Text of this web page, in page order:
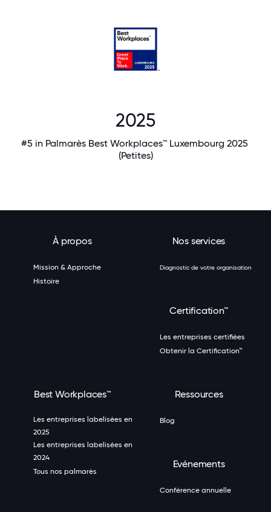
2025
#5 in Palmarès Best Workplaces™ Luxembourg 2025
(Petites)
À propos
Mission & Approche
Histoire
Nos services
Diagnostic de votre organisation
Certification™
Les entreprises certifiées
Obtenir la Certification™
Best Workplaces™
Les entreprises labelisées en
2025
Les entreprises labelisées en
2024
Tous nos palmarès
Ressources
Blog
Evénements
Conférence annuelle